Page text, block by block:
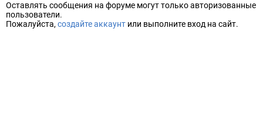
Оставлять сообщения на форуме могут только авторизованные
пользователи.
Пожалуйста, создайте аккаунт или выполните вход на сайт.